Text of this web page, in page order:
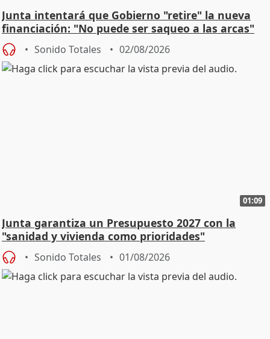
Junta intentará que Gobierno "retire" la nueva
financiación: "No puede ser saqueo a las arcas"
Sonido Totales 02/08/2026
01:09
Junta garantiza un Presupuesto 2027 con la
"sanidad y vivienda como prioridades"
Sonido Totales 01/08/2026